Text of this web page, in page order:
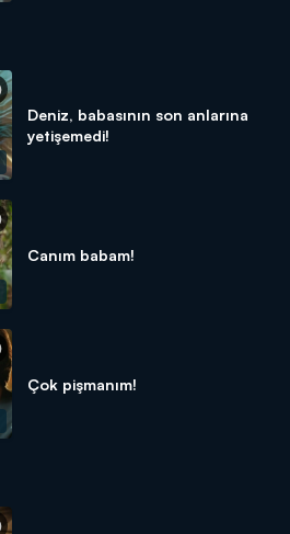
Deniz, babasının son anlarına
yetişemedi!
Canım babam!
Çok pişmanım!